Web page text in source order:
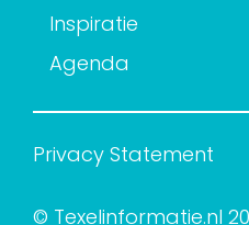
Inspiratie
Agenda
Privacy Statement
© Texelinformatie.nl